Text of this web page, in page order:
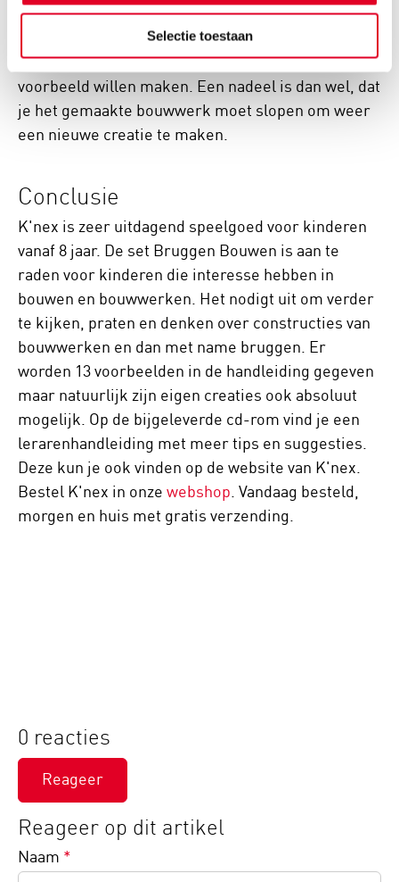
Selectie toestaan
ze als vanzelf auto's die over de brug konden
rijden. Ze gaven aan deze K'nex-set erg leuk te
vinden en hadden eigenlijk nog een ander
voorbeeld willen maken. Een nadeel is dan wel, dat
je het gemaakte bouwwerk moet slopen om weer
een nieuwe creatie te maken.
Conclusie
K'nex is zeer uitdagend speelgoed voor kinderen
vanaf 8 jaar. De set Bruggen Bouwen is aan te
raden voor kinderen die interesse hebben in
bouwen en bouwwerken. Het nodigt uit om verder
te kijken, praten en denken over constructies van
bouwwerken en dan met name bruggen. Er
worden 13 voorbeelden in de handleiding gegeven
maar natuurlijk zijn eigen creaties ook absoluut
mogelijk. Op de bijgeleverde cd-rom vind je een
lerarenhandleiding met meer tips en suggesties.
Deze kun je ook vinden op de website van K'nex.
Bestel K'nex in onze webshop . Vandaag besteld,
morgen en huis met gratis verzending.
0 reacties
Reageer
Reageer op dit artikel
Naam *